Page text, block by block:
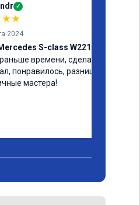
✓
★★
2024
S-class W221»
времени, сделали
понравилось, разница
мастера!